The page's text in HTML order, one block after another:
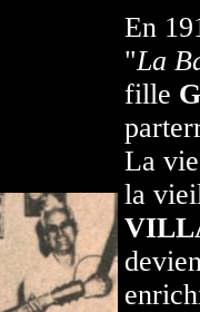
En
"La
fille
La
la